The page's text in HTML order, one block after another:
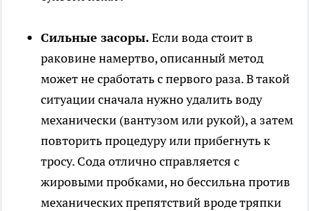
Сильные засоры.Если вода стоит в
раковине намертво, описанный метод
может не сработать с первого раза. В такой
ситуации сначала нужно удалить воду
механически (вантузом или рукой), а затем
повторить процедуру или прибегнуть к
тросу. Сода отлично справляется с
жировыми пробками, но бессильна против
механических препятствий вроде тряпки